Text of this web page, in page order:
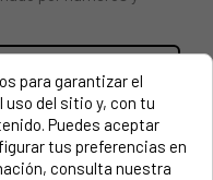
para garantizar el
del sitio y, con tu
Puedes aceptar
tus preferencias en
consulta nuestra